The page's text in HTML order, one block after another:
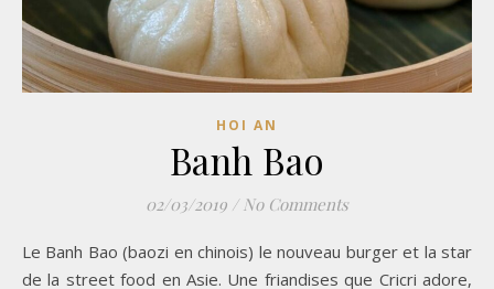
HOI AN
Banh Bao
02/03/2019 / No Comments
Le Banh Bao (baozi en chinois) le nouveau burger et la star
de la street food en Asie. Une friandises que Cricri adore,